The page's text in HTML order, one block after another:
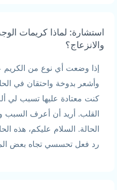
استشارة: لماذا كريمات
والانزعاج؟
إذا وضعت أي نوع من
وأشعر بدوخة واحتقان في
كنت معتادة عليها تسبب لي
القلب. أريد أن أعرف السبب
الحالة. السلام عليكم، هذه
رد فعل تحسسي تجاه بعض